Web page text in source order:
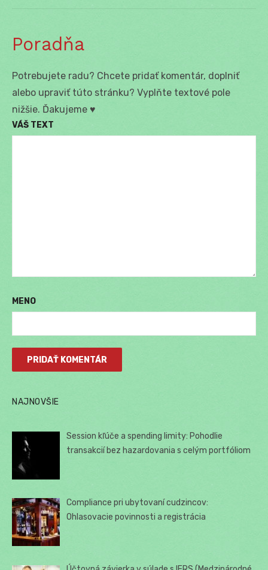
Poradňa
Potrebujete radu? Chcete pridať komentár, doplniť
alebo upraviť túto stránku? Vyplňte textové pole
nižšie. Ďakujeme ♥
VÁŠ TEXT
MENO
NAJNOVŠIE
Session kľúče a spending limity: Pohodlie
transakcií bez hazardovania s celým portfóliom
Compliance pri ubytovaní cudzincov:
Ohlasovacie povinnosti a registrácia